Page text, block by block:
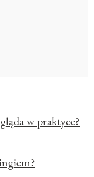
w praktyce?